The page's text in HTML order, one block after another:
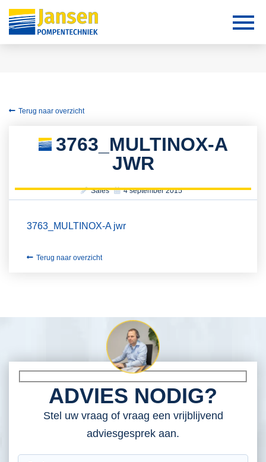
Terug naar overzicht
3763_MULTINOX-A
JWR
Sales 4 september 2015
3763_MULTINOX-A jwr
Terug naar overzicht
ADVIES NODIG?
Stel uw vraag of vraag een vrijblijvend
adviesgesprek aan.